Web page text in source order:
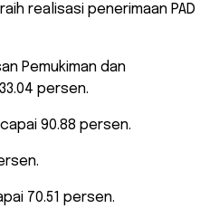
realisasi penerimaan PAD
Pemukiman dan
persen.
90.88 persen.
70.51 persen.